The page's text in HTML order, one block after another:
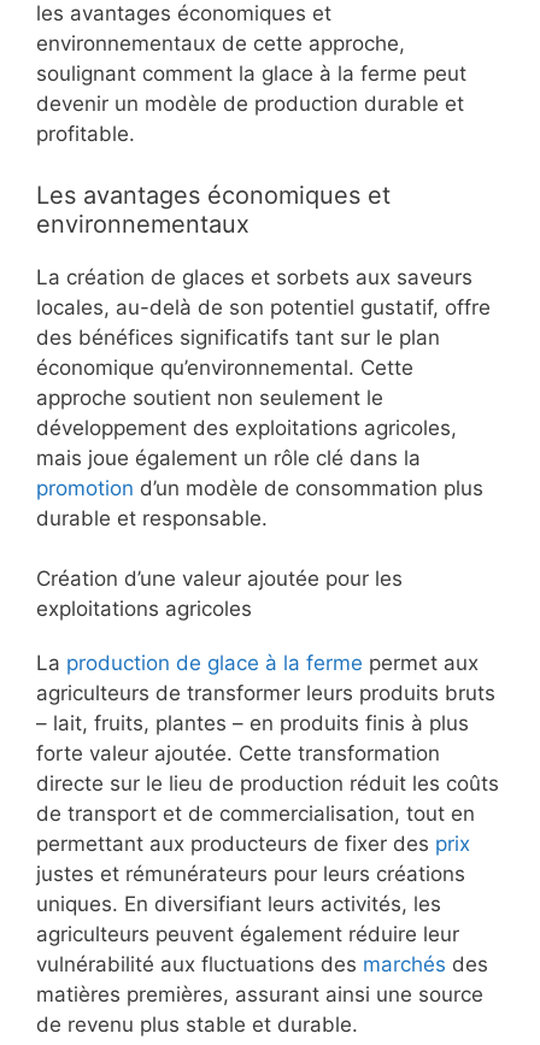
les avantages économiques et
environnementaux de cette approche,
soulignant comment la glace à la ferme peut
devenir un modèle de production durable et
profitable.
Les avantages économiques et
environnementaux
La création de glaces et sorbets aux saveurs
locales, au-delà de son potentiel gustatif, offre
des bénéfices significatifs tant sur le plan
économique qu’environnemental. Cette
approche soutient non seulement le
développement des exploitations agricoles,
mais joue également un rôle clé dans la
promotion d’un modèle de consommation plus
durable et responsable.
Création d’une valeur ajoutée pour les
exploitations agricoles
La production de glace à la ferme permet aux
agriculteurs de transformer leurs produits bruts
– lait, fruits, plantes – en produits finis à plus
forte valeur ajoutée. Cette transformation
directe sur le lieu de production réduit les coûts
de transport et de commercialisation, tout en
permettant aux producteurs de fixer des prix
justes et rémunérateurs pour leurs créations
uniques. En diversifiant leurs activités, les
agriculteurs peuvent également réduire leur
vulnérabilité aux fluctuations des marchés des
matières premières, assurant ainsi une source
de revenu plus stable et durable.